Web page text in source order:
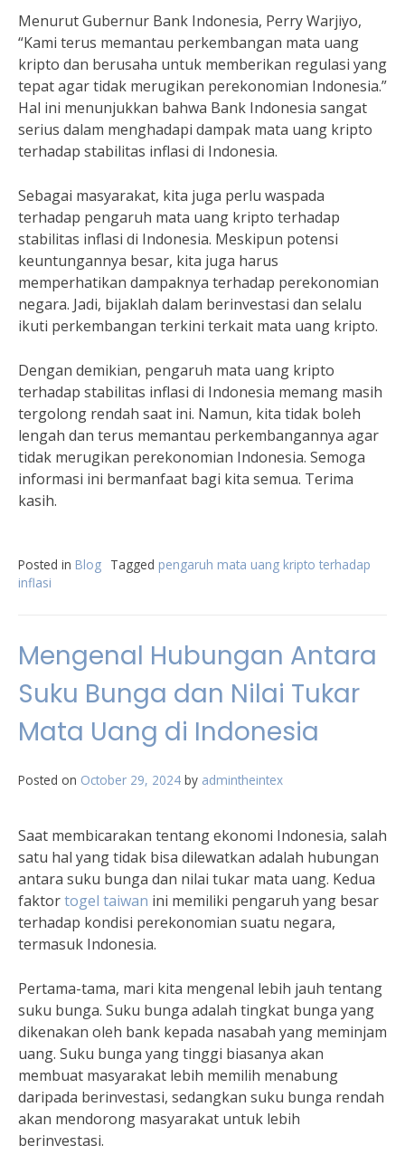
Menurut Gubernur Bank Indonesia, Perry Warjiyo,
“Kami terus memantau perkembangan mata uang
kripto dan berusaha untuk memberikan regulasi yang
tepat agar tidak merugikan perekonomian Indonesia.”
Hal ini menunjukkan bahwa Bank Indonesia sangat
serius dalam menghadapi dampak mata uang kripto
terhadap stabilitas inflasi di Indonesia.
Sebagai masyarakat, kita juga perlu waspada
terhadap pengaruh mata uang kripto terhadap
stabilitas inflasi di Indonesia. Meskipun potensi
keuntungannya besar, kita juga harus
memperhatikan dampaknya terhadap perekonomian
negara. Jadi, bijaklah dalam berinvestasi dan selalu
ikuti perkembangan terkini terkait mata uang kripto.
Dengan demikian, pengaruh mata uang kripto
terhadap stabilitas inflasi di Indonesia memang masih
tergolong rendah saat ini. Namun, kita tidak boleh
lengah dan terus memantau perkembangannya agar
tidak merugikan perekonomian Indonesia. Semoga
informasi ini bermanfaat bagi kita semua. Terima
kasih.
Posted in Blog Tagged pengaruh mata uang kripto terhadap
inflasi
Mengenal Hubungan Antara
Suku Bunga dan Nilai Tukar
Mata Uang di Indonesia
Posted on October 29, 2024 by admintheintex
Saat membicarakan tentang ekonomi Indonesia, salah
satu hal yang tidak bisa dilewatkan adalah hubungan
antara suku bunga dan nilai tukar mata uang. Kedua
faktortogel taiwan ini memiliki pengaruh yang besar
terhadap kondisi perekonomian suatu negara,
termasuk Indonesia.
Pertama-tama, mari kita mengenal lebih jauh tentang
suku bunga. Suku bunga adalah tingkat bunga yang
dikenakan oleh bank kepada nasabah yang meminjam
uang. Suku bunga yang tinggi biasanya akan
membuat masyarakat lebih memilih menabung
daripada berinvestasi, sedangkan suku bunga rendah
akan mendorong masyarakat untuk lebih
berinvestasi.